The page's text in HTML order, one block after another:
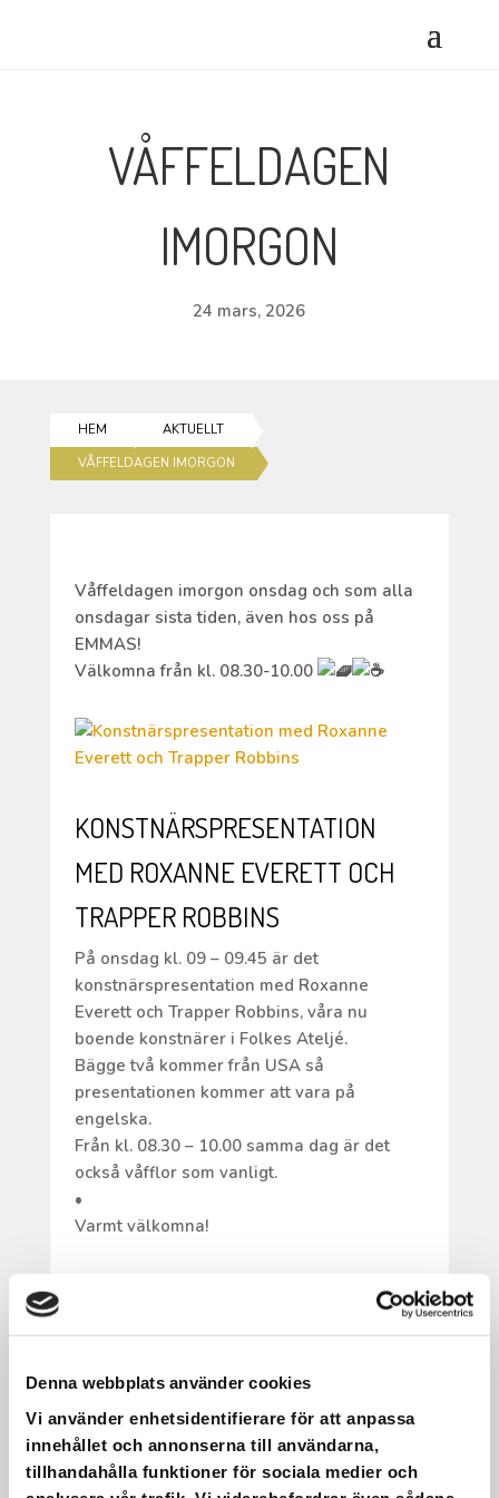
Denna webbplats använder cookies
Vi använder enhetsidentifierare för att anpassa
innehållet och annonserna till användarna,
tillhandahålla funktioner för sociala medier och
VÅFFELDAGEN
IMORGON
24 mars, 2026
HEM
AKTUELLT
VÅFFELDAGEN IMORGON
Våffeldagen imorgon onsdag och som alla
onsdagar sista tiden, även hos oss på
EMMAS!
Välkomna från kl. 08.30-10.00
KONSTNÄRSPRESENTATION
MED ROXANNE EVERETT OCH
TRAPPER ROBBINS
På onsdag kl. 09 – 09.45 är det
konstnärspresentation med Roxanne
Everett och Trapper Robbins, våra nu
boende konstnärer i Folkes Ateljé.
Bägge två kommer från USA så
presentationen kommer att vara på
engelska.
Från kl. 08.30 – 10.00 samma dag är det
också våfflor som vanligt.
•
Varmt välkomna!
DET ÖVAS OCH DET ÖVAS.
Det övas och det övas.
22 maj har vi en körkonsert med livemusik i
Saxnäs Kyrka!